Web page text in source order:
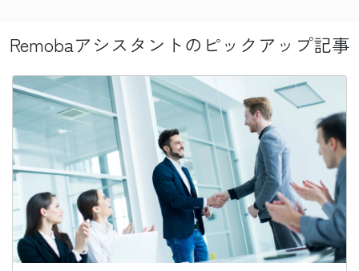
Remobaアシスタントのピックアップ記事